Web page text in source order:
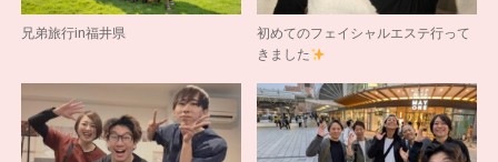
兄弟旅行in福井県
初めてのフェイシャルエステ行って
きました